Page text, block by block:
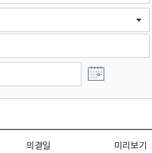
의결일 미리보기